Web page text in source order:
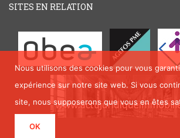
SITES EN RELATION
Nous utilisons des cookies pour vous
expérience sur notre site web. Si vous
site, nous supposerons que vous en êtes
OK